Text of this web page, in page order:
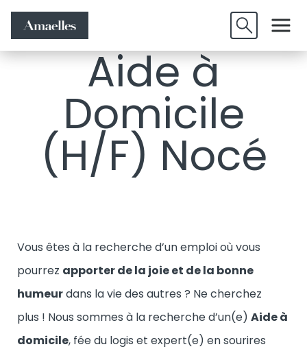
d'emplois
Candidature
spontanée
Aide à
Domicile
(H/F) Nocé
Vous êtes à la recherche d’un emploi où vous
pourrez apporter de la joie et de la bonne
humeurdans la vie des autres ? Ne cherchez
plus ! Nous sommes à la recherche d’un(e) Aide à
domicile, fée du logis et expert(e) en sourires